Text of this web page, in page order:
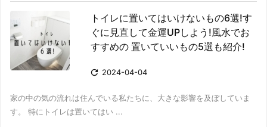
トイレに置いてはいけないもの6選!す
ぐに見直して金運UPしよう!風水でお
すすめの 置いていいもの5選も紹介!
 2024-04-04
家の中の気の流れは住んでいる私たちに、大きな影響を及ぼしていま
す。 特にトイレは置いてはい ...